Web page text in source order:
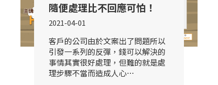
隨便處理比不回應可怕！
2021-04-01
客戶的公司由於文案出了問題所以
引發一系列的反彈，錢可以解決的
事情其實很好處理，但難的就是處
理步驟不當而造成人心…